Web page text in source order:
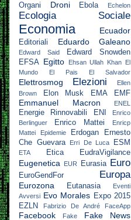
Organi
Droni Ebola Echelon
Ecologia Sociale
Economia Ecuador
Editoriali Eduardo Galeano
Edward Said
Edward Snowden
EFSA Egitto Ehsan Ullah Khan El
Mundo
El Pais El Salvador
Elettrosmog Elezioni
Ellen
Brown
Elon Musk EMA EMF
Emmanuel Macron ENEL
Energie Rinnovabili ENI
Enrico
Berlinguer
Enrico Mattei
Enricp
Mattei
Epidemie Erdogan
Ernesto
Che Guevara
Erri De Luca ESM
ETA Etica EudraVigilance
Eugenetica EUR Eurasia Euro
EuroGendFor Europa
Eurozona Eutanasia
Eventi
Avversi Evo Morales Expo 2015
EZLN
Fabrizio De André FaceApp
Facebook Fake Fake News